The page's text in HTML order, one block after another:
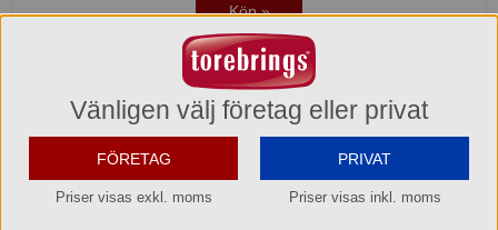
Köp »
Produktinformation
Varumärke
Villeroy & Boch
Konsumentkontakt
Vänligen välj företag eller privat
FÖRETAG
Priser visas exkl. moms
PRIVAT
Priser visas inkl. moms